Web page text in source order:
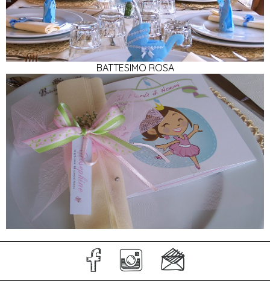
BATTESIMO ROSA